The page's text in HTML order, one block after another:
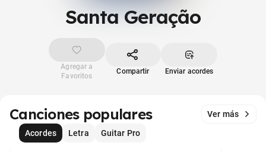
Santa Geração
Agregar a
Favoritos
Compartir Enviar acordes
Canciones populares
Ver más
Acordes
Letra Guitar Pro